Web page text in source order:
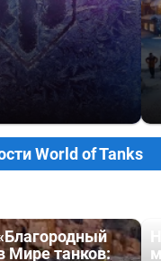
World of Tanks
Мире танков: